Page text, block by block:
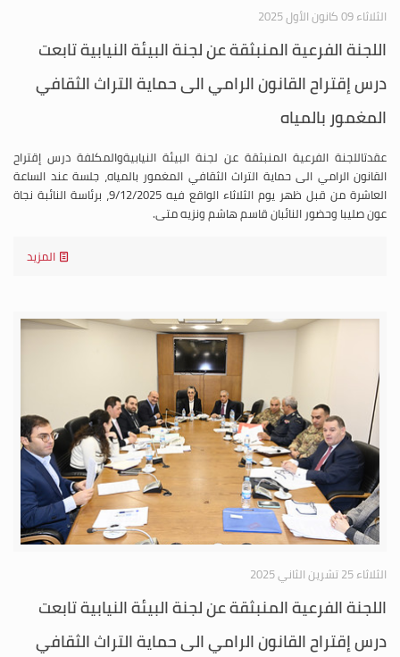
الثلاثاء 09 كانون الأول 2025
اللجنة الفرعية المنبثقة عن لجنة البيئة النيابية تابعت
درس إقتراح القانون الرامي الى حماية التراث الثقافي
المغمور بالمياه
عقدتاللجنة الفرعية المنبثقة عن لجنة البيئة النيابيةوالمكلفة درس إقتراح
القانون الرامي الى حماية التراث الثقافي المغمور بالمياه، جلسة عند الساعة
العاشرة من قبل ظهر يوم الثلاثاء الواقع فيه 9/12/2025، برئاسة النائبة نجاة
عون صليبا وحضور النائبان قاسم هاشم ونزيه متى.
المزيد
الثلاثاء 25 تشرين الثاني 2025
اللجنة الفرعية المنبثقة عن لجنة البيئة النيابية تابعت
درس إقتراح القانون الرامي الى حماية التراث الثقافي